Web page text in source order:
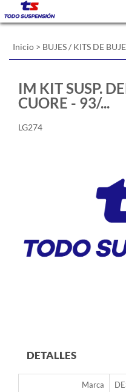
Inicio > BUJES / KITS DE
IM KIT SUSP.
CUORE - 93/...
LG274
DETALLES
Marca